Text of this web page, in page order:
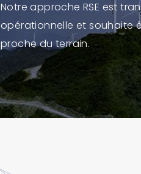
Notre approche RSE est
opérationnelle et souhaite
proche du terrain.